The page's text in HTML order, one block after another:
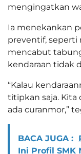
mengingatkan
Ia menekankan
preventif,
mencabut
kendaraan tidak
“Kalau
titipkan saja. Kita
ada curanmor,”
BACA JUGA :
Ini Profil SMK